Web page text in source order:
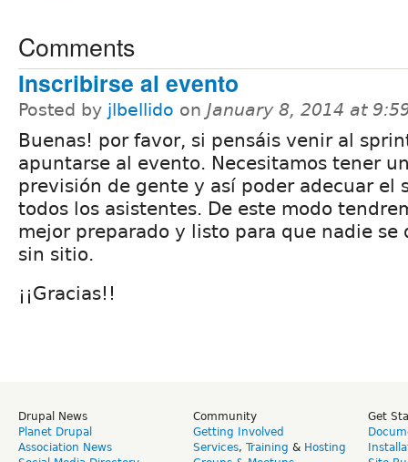
Comments
Inscribirse al evento
Posted by jlbellido on January 8, 2014 at
Buenas! por favor, si pensáis venir al
apuntarse al evento. Necesitamos tener
previsión de gente y así poder adecuar el
todos los asistentes. De este modo
mejor preparado y listo para que nadie se
sin sitio.
¡¡Gracias!!
Drupal News
Planet Drupal
Association News
Community
Getting Involved
Services, Training & Hosting
Get